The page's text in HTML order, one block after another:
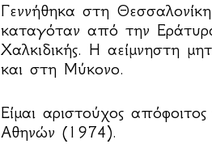
Γεννήθηκα στη
καταγόταν από την
Χαλκιδικής. Η αείμνηστη
και στη Μύκονο.
Είμαι αριστούχος
Αθηνών (1974).